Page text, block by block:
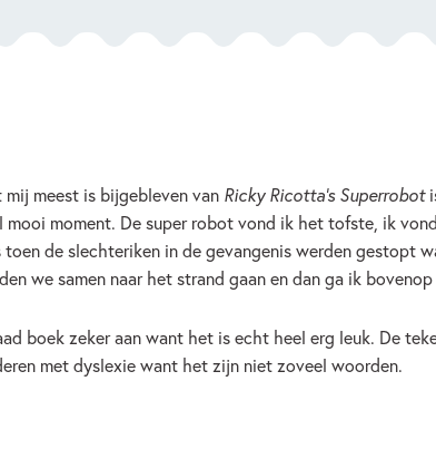
mij meest is bijgebleven van Ricky Ricotta’s Superrobot
mooi moment. De super robot vond ik het tofste, ik
toen de slechteriken in de gevangenis werden gestopt
we samen naar het strand gaan en dan ga ik
boek zeker aan want het is echt heel erg leuk. De
met dyslexie want het zijn niet zoveel woorden.